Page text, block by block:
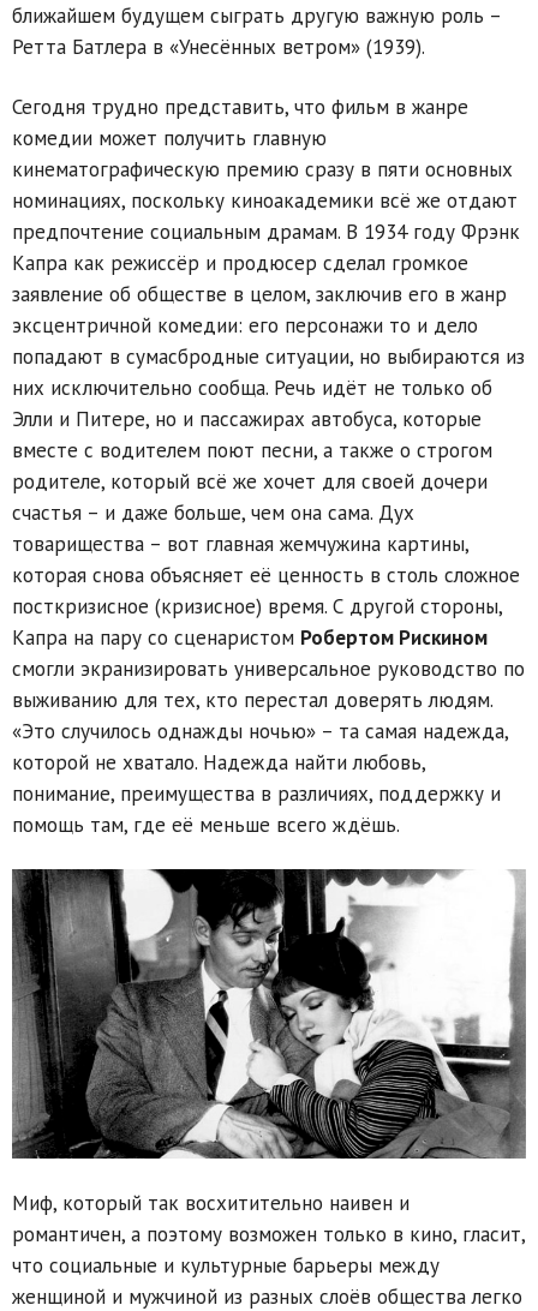
ближайшем будущем сыграть другую важную роль –
Ретта Батлера в «Унесённых ветром» (1939).
Сегодня трудно представить, что фильм в жанре
комедии может получить главную
кинематографическую премию сразу в пяти основных
номинациях, поскольку киноакадемики всё же отдают
предпочтение социальным драмам. В 1934 году Фрэнк
Капра как режиссёр и продюсер сделал громкое
заявление об обществе в целом, заключив его в жанр
эксцентричной комедии: его персонажи то и дело
попадают в сумасбродные ситуации, но выбираются из
них исключительно сообща. Речь идёт не только об
Элли и Питере, но и пассажирах автобуса, которые
вместе с водителем поют песни, а также о строгом
родителе, который всё же хочет для своей дочери
счастья – и даже больше, чем она сама. Дух
товарищества – вот главная жемчужина картины,
которая снова объясняет её ценность в столь сложное
посткризисное (кризисное) время. С другой стороны,
Капра на пару со сценаристом Робертом Рискином
смогли экранизировать универсальное руководство по
выживанию для тех, кто перестал доверять людям.
«Это случилось однажды ночью» – та самая надежда,
которой не хватало. Надежда найти любовь,
понимание, преимущества в различиях, поддержку и
помощь там, где её меньше всего ждёшь.
Миф, который так восхитительно наивен и
романтичен, а поэтому возможен только в кино, гласит,
что социальные и культурные барьеры между
женщиной и мужчиной из разных слоёв общества легко